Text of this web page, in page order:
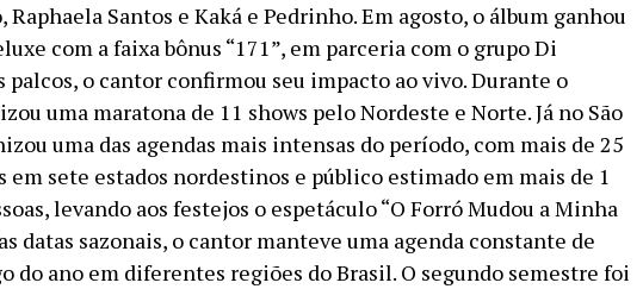
Raphaela Santos e Kaká e Pedrinho. Em agosto, o álbum ganhou
com a faixa bônus “171”, em parceria com o grupo Di
palcos, o cantor confirmou seu impacto ao vivo. Durante o
uma maratona de 11 shows pelo Nordeste e Norte. Já no São
uma das agendas mais intensas do período, com mais de 25
em sete estados nordestinos e público estimado em mais de 1
levando aos festejos o espetáculo “O Forró Mudou a Minha
datas sazonais, o cantor manteve uma agenda constante de
do ano em diferentes regiões do Brasil. O segundo semestre foi